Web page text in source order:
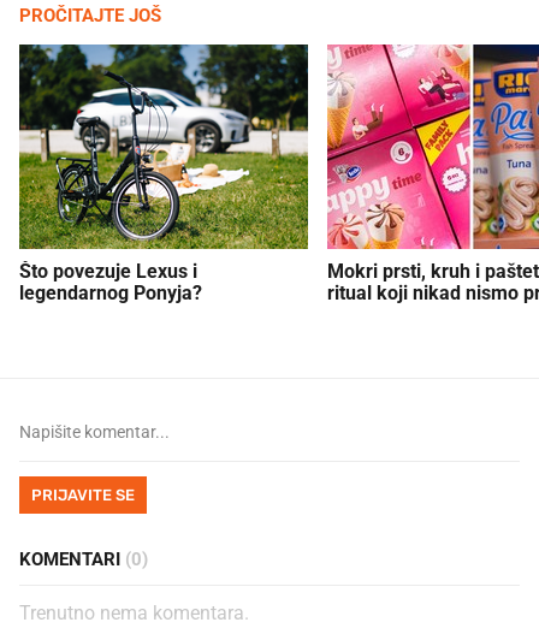
PROČITAJTE JOŠ
Što povezuje Lexus i
legendarnog Ponyja?
Mokri prsti, kruh i
ritual koji nikad nismo
PRIJAVITE SE
KOMENTARI (0)
Trenutno nema komentara.